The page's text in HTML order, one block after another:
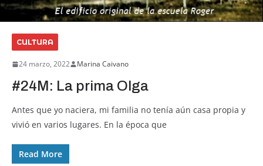
CULTURA
24 marzo, 2022 Marina Caivano
#24M: La prima Olga
Antes que yo naciera, mi familia no tenía aún casa propia y
vivió en varios lugares. En la época que
Read More